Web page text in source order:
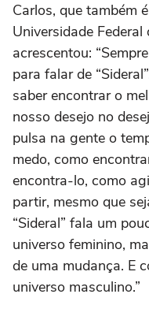
Carlos, que também
Universidade
acrescentou:
para falar de
saber encontrar o
nosso desejo no
pulsa na gente o
medo, como
encontra-lo, como
partir, mesmo que
“Sideral” fala um
universo feminino,
de uma mudança. E
universo masculino.”